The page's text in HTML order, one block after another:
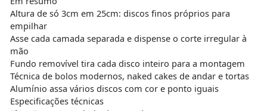
Altura de só 3cm em 25cm: discos finos próprios para
empilhar
Asse cada camada separada e dispense o corte irregular à
mão
Fundo removível tira cada disco inteiro para a montagem
Técnica de bolos modernos, naked cakes de andar e tortas
Alumínio assa vários discos com cor e ponto iguais
Especificações técnicas